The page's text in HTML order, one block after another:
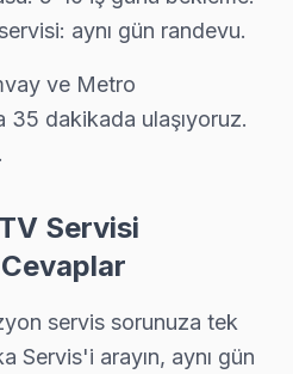
Servis
mahallesi Avox TV servisi için
aynı gün randevu.
ve Metro
35 dakikada ulaşıyoruz.
Servisi
Cevaplar
servis sorunuza tek
Servis'i arayın, aynı gün